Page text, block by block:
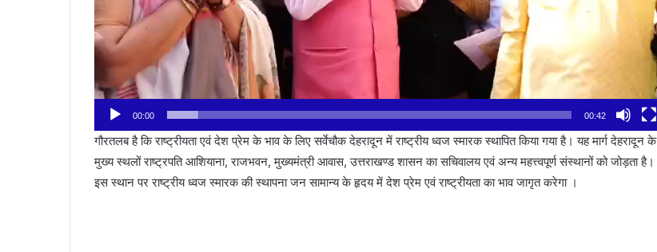
00:00 00:42
गौरतलब है कि राष्ट्रीयता एवं देश प्रेम के भाव के लिए सर्वेचौक देहरादून में राष्ट्रीय ध्वज स्मारक स्थापित किया गया है। यह मार्ग देहरादून के
मुख्य स्थलों राष्ट्रपति आशियाना, राजभवन, मुख्यमंत्री आवास, उत्तराखण्ड शासन का सचिवालय एवं अन्य महत्त्वपूर्ण संस्थानों को जोड़ता है।
इस स्थान पर राष्ट्रीय ध्वज स्मारक की स्थापना जन सामान्य के हृदय में देश प्रेम एवं राष्ट्रीयता का भाव जागृत करेगा ।